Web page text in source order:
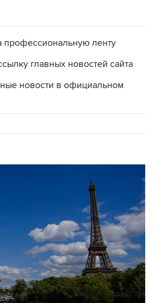
профессиональную ленту
главных новостей сайта
новости в официальном